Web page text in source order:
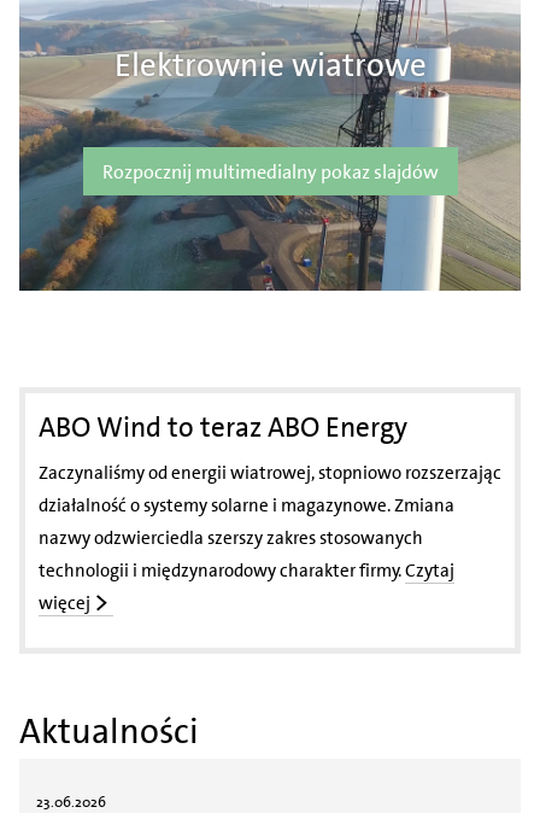
Elektrownie wiatrowe
Rozpocznij multimedialny pokaz slajdów
ABO Wind to teraz ABO Energy
Zaczynaliśmy od energii wiatrowej, stopniowo rozszerzając
działalność o systemy solarne i magazynowe. Zmiana
nazwy odzwierciedla szerszy zakres stosowanych
technologii i międzynarodowy charakter firmy.Czytaj
więcej
Aktualności
23.06.2026